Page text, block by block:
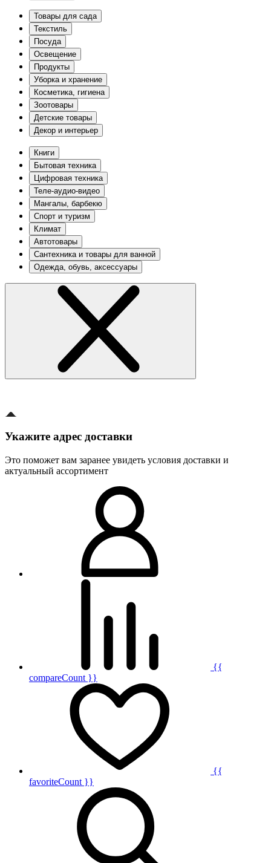
Товары для сада
Текстиль
Посуда
Освещение
Продукты
Уборка и хранение
Косметика, гигиена
Зоотовары
Детские товары
Декор и интерьер
Книги
Бытовая техника
Цифровая техника
Теле-аудио-видео
Мангалы, барбекю
Спорт и туризм
Климат
Автотовары
Сантехника и товары для ванной
Одежда, обувь, аксессуары
Укажите адрес доставки
Это поможет вам заранее увидеть условия доставки и
актуальный ассортимент
{{
compareCount }}
{{
favoriteCount }}